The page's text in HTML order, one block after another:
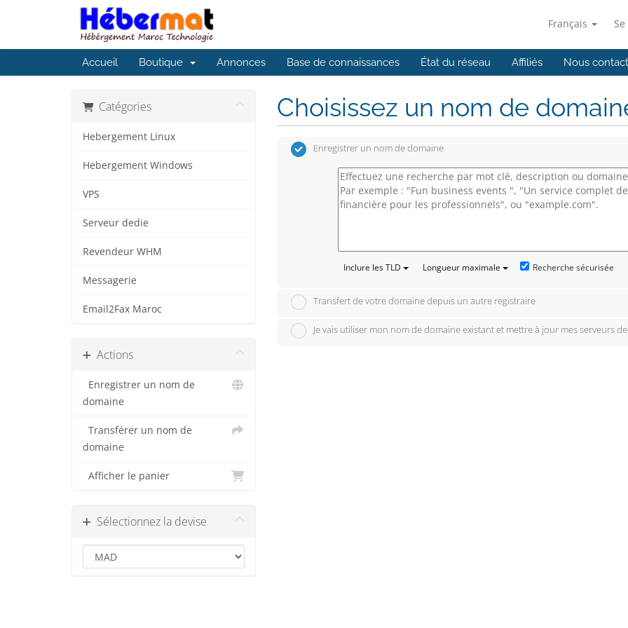
Français
Accueil Boutique Annonces Base de connaissances État du réseau Affiliés Nous
Catégories
Hebergement Linux
Hebergement Windows
VPS
Serveur dedie
Revendeur WHM
Messagerie
Email2Fax Maroc
Actions
Enregistrer un nom de
domaine
Transférer un nom de
domaine
Afficher le panier
Sélectionnez la devise
Choisissez un nom de
Enregistrer un nom de domaine
Inclure les TLD Longueur maximale Recherche sécurisée
Transfert de votre domaine depuis un autre registraire
Je vais utiliser mon nom de domaine existant et mettre à jour mes serveurs